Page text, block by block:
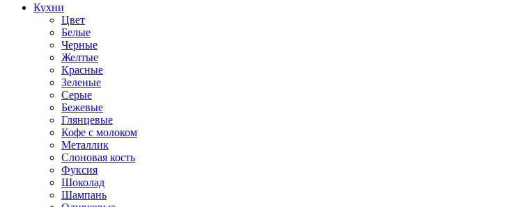
Кухни
Цвет
Белые
Черные
Желтые
Красные
Зеленые
Серые
Бежевые
Глянцевые
Кофе с молоком
Металлик
Слоновая кость
Фуксия
Шоколад
Шампань